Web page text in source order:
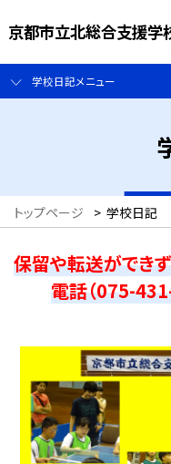
京都市立北総合支援学
学校日記メニュー
トップページ > 学校日記
保留や転送ができ
電話（075-